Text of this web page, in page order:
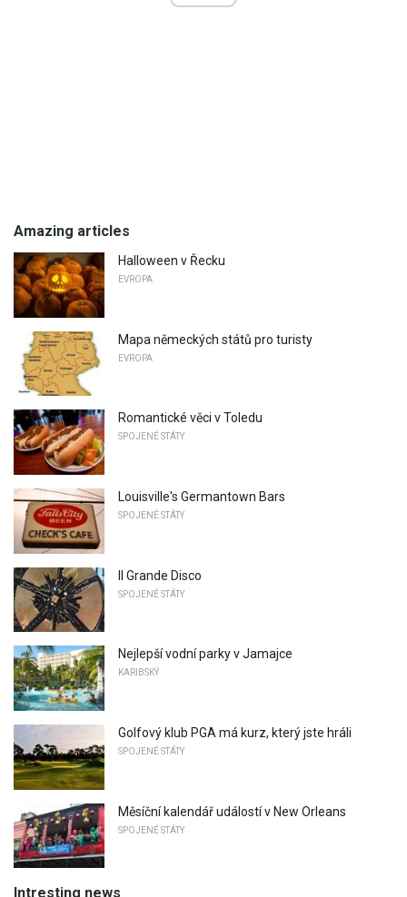
Amazing articles
Halloween v Řecku
EVROPA
Mapa německých států pro turisty
EVROPA
Romantické věci v Toledu
SPOJENÉ STÁTY
Louisville's Germantown Bars
SPOJENÉ STÁTY
Il Grande Disco
SPOJENÉ STÁTY
Nejlepší vodní parky v Jamajce
KARIBSKÝ
Golfový klub PGA má kurz, který jste hráli
SPOJENÉ STÁTY
Měsíční kalendář událostí v New Orleans
SPOJENÉ STÁTY
Intresting news